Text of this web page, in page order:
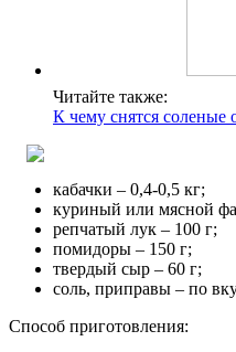
Читайте также:
К чему снятся соленые
кабачки – 0,4-0,5 кг;
куриный или мясной
репчатый лук – 100 г;
помидоры – 150 г;
твердый сыр – 60 г;
соль, приправы – по
Способ приготовления: